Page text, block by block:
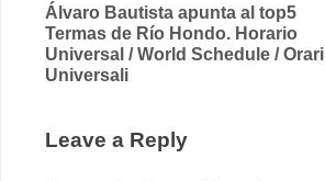
Post
navigation
Álvaro Bautista apunta al top5
Termas de Río Hondo. Horario
Universal / World Schedule / Orari
Universali
Leave a Reply